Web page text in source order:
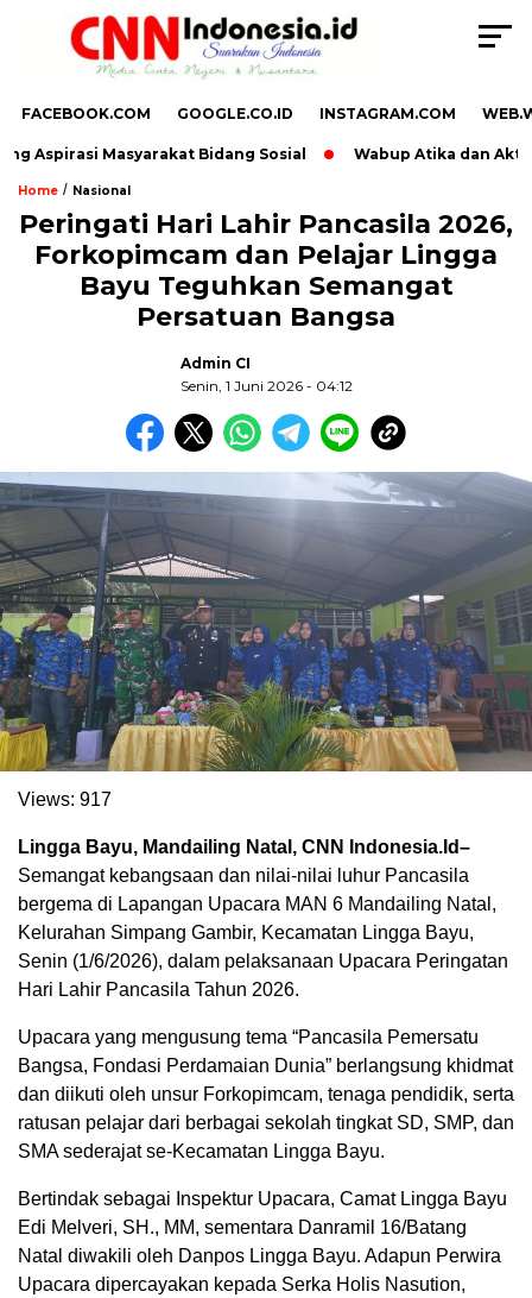
FACEBOOK.COM GOOGLE.CO.ID INSTAGRAM.COM
Aspirasi Masyarakat Bidang Sosial Wabup Atika dan Aktivis
Home / Nasional
Peringati Hari Lahir Pancasila 2026,
Forkopimcam dan Pelajar Lingga
Bayu Teguhkan Semangat
Persatuan Bangsa
Admin CI
Senin, 1 Juni 2026 - 04:12
Views: 917
Lingga Bayu, Mandailing Natal, CNN Indonesia.Id–
Semangat kebangsaan dan nilai-nilai luhur Pancasila
bergema di Lapangan Upacara MAN 6 Mandailing Natal,
Kelurahan Simpang Gambir, Kecamatan Lingga Bayu,
Senin (1/6/2026), dalam pelaksanaan Upacara Peringatan
Hari Lahir Pancasila Tahun 2026.
Upacara yang mengusung tema “Pancasila Pemersatu
Bangsa, Fondasi Perdamaian Dunia” berlangsung khidmat
dan diikuti oleh unsur Forkopimcam, tenaga pendidik, serta
ratusan pelajar dari berbagai sekolah tingkat SD, SMP, dan
SMA sederajat se-Kecamatan Lingga Bayu.
Bertindak sebagai Inspektur Upacara, Camat Lingga Bayu
Edi Melveri, SH., MM, sementara Danramil 16/Batang
Natal diwakili oleh Danpos Lingga Bayu. Adapun Perwira
Upacara dipercayakan kepada Serka Holis Nasution,